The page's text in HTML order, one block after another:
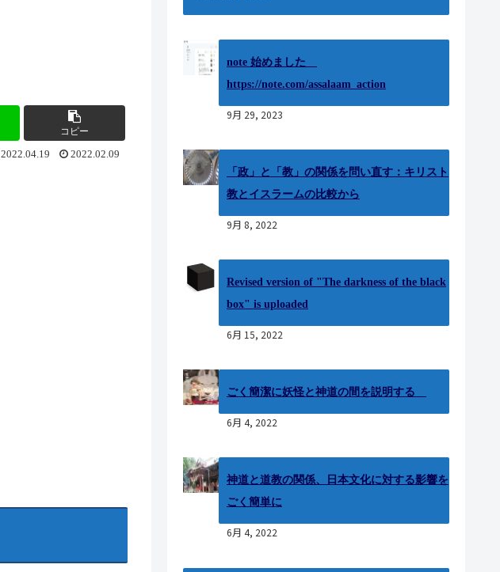
コピー
2022.04.19 2022.02.09
note 始めました
https://note.com/assalaam_action
9月 29, 2023
「政」と「教」の関係を問い直す：キリスト
教とイスラームの比較から
9月 8, 2022
Revised version of "The darkness of the black
box" is uploaded
6月 15, 2022
ごく簡潔に妖怪と神道の間を説明する
6月 4, 2022
神道と道教の関係、日本文化に対する影響を
ごく簡単に
6月 4, 2022